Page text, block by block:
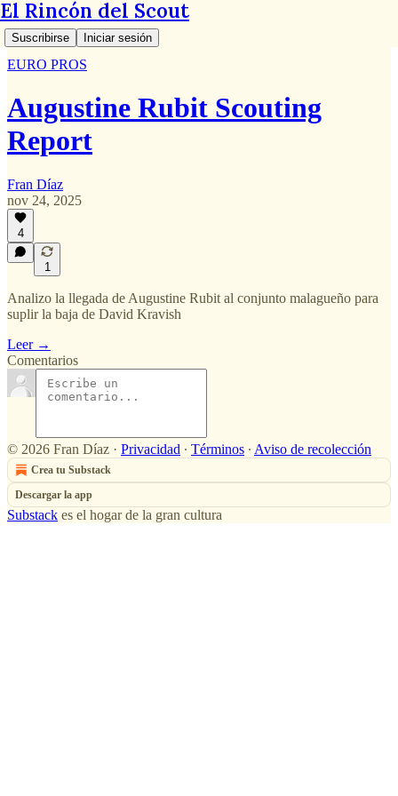
El Rincón del Scout
Suscribirse Iniciar sesión
EURO PROS
Augustine Rubit Scouting
Report
Fran Díaz
nov 24, 2025
4
1
Analizo la llegada de Augustine Rubit al conjunto malagueño para
suplir la baja de David Kravish
Leer →
Comentarios
© 2026 Fran Díaz · Privacidad ∙ Términos ∙ Aviso de recolección
Crea tu Substack
Descargar la app
Substack es el hogar de la gran cultura